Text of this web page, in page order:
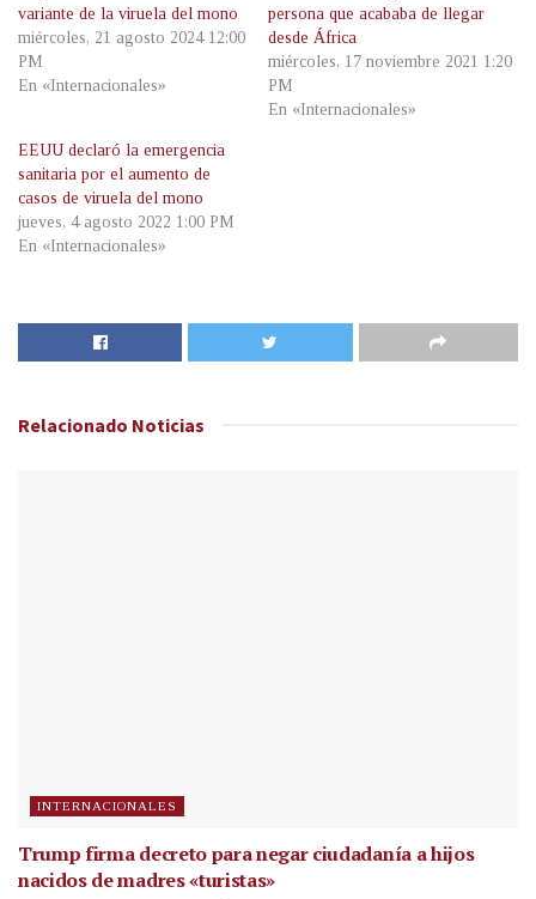
variante de la viruela del mono
miércoles, 21 agosto 2024 12:00
PM
En «Internacionales»
persona que acababa de llegar
desde África
miércoles, 17 noviembre 2021 1:20
PM
En «Internacionales»
EEUU declaró la emergencia
sanitaria por el aumento de
casos de viruela del mono
jueves, 4 agosto 2022 1:00 PM
En «Internacionales»
Relacionado Noticias
INTERNACIONALES
Trump firma decreto para negar ciudadanía a hijos
nacidos de madres «turistas»